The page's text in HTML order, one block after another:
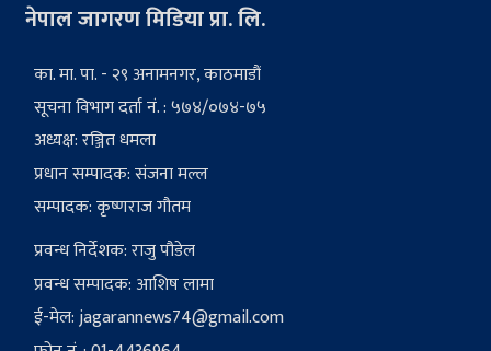
नेपाल जागरण मिडिया प्रा. लि.
का. मा. पा. - २९ अनामनगर, काठमाडौं
सूचना विभाग दर्ता नं. : ५७४/०७४-७५
अध्यक्ष: रञ्जित धमला
प्रधान सम्पादक: संजना मल्ल
सम्पादक: कृष्णराज गौतम
प्रवन्ध निर्देशक: राजु पौडेल
प्रवन्ध सम्पादक: आशिष लामा
ई-मेल:jagarannews74@gmail.com